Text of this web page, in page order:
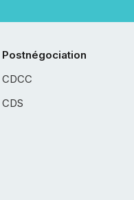
Postnégociation
CDCC
CDS